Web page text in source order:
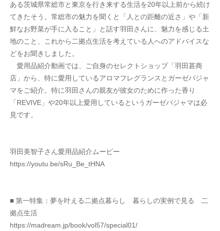
ある茨城県常総市と東京を行き来する生活を20年以上前から続け
てきたそう。常総市の魅力を聞くと「人との距離の近さ」や「新
鮮なお野菜が手に入ること」と話す羽田さんに、魅力を感じる土
地のこと、これから二拠点生活を考えている人へのアドバイスな
どをお聞きしました。
愛用品紹介動画では、ご自身のセレクトショップ「羽田甚商
店」から、特に愛用しているアロマフレグランスとガーゼパジャ
マをご紹介。特に羽田さんの親友が彼女のために作った香り
「REVIVE」や20年以上愛用しているというガーゼパジャマは必
見です。
羽田美智子さん愛用品紹介ムービー
https://youtu.be/sRu_Be_tHNA
■ 第一特集：夢を叶える二拠点暮らし　暮らしの実例で見る　二
拠点生活
https://madream.jp/book/vol57/special01/